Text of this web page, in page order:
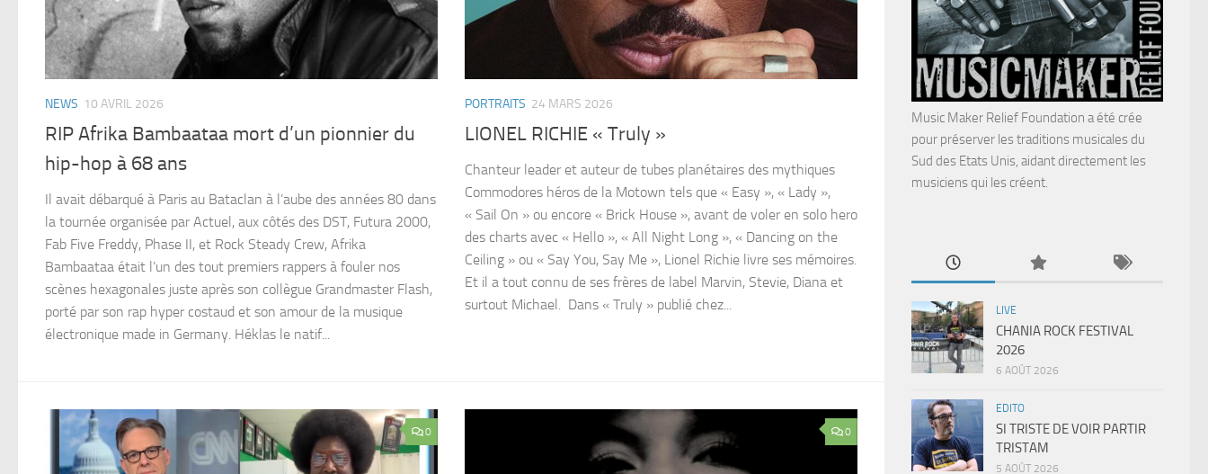
NEWS 10 AVRIL 2026
RIP Afrika Bambaataa mort d’un pionnier du
hip-hop à 68 ans
Il avait débarqué à Paris au Bataclan à l’aube des années 80 dans
la tournée organisée par Actuel, aux côtés des DST, Futura 2000,
Fab Five Freddy, Phase II, et Rock Steady Crew, Afrika
Bambaataa était l’un des tout premiers rappers à fouler nos
scènes hexagonales juste après son collègue Grandmaster Flash,
porté par son rap hyper costaud et son amour de la musique
électronique made in Germany. Héklas le natif...
PORTRAITS 24 MARS 2026
LIONEL RICHIE « Truly »
Chanteur leader et auteur de tubes planétaires des mythiques
Commodores héros de la Motown tels que « Easy », « Lady »,
« Sail On » ou encore « Brick House », avant de voler en solo hero
des charts avec « Hello », « All Night Long », « Dancing on the
Ceiling » ou « Say You, Say Me », Lionel Richie livre ses mémoires.
Et il a tout connu de ses frères de label Marvin, Stevie, Diana et
surtout Michael. Dans « Truly » publié chez...
0 0
Music Maker Relief Foundation a été crée
pour préserver les traditions musicales du
Sud des Etats Unis, aidant directement les
musiciens qui les créent.
LIVE
CHANIA ROCK FESTIVAL
2026
6 AOÛT 2026
EDITO
SI TRISTE DE VOIR PARTIR
TRISTAM
5 AOÛT 2026